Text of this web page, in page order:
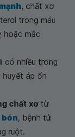
, chất xơ
trong máu
hoặc mắc
có nhiều trong
huyết áp ổn
chất xơ từ
bón, bệnh túi
ruột.